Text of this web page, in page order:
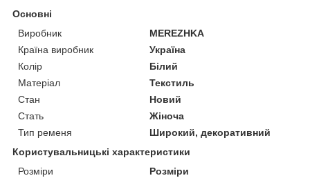
Основні
Виробник
MEREZHKA
Країна виробник
Україна
Колір
Білий
Матеріал
Текстиль
Стан
Новий
Стать
Жіноча
Тип ременя
Широкий, декоративний
Користувальницькі характеристики
Розміри
Розміри